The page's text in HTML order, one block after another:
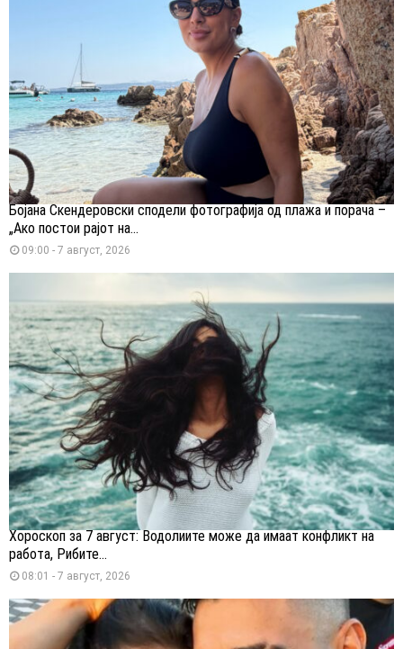
Бојана Скендеровски сподели фотографија од плажа и порача –
„Ако постои рајот на...
09:00 - 7 август, 2026
Хороскоп за 7 август: Водолиите може да имаат конфликт на
работа, Рибите...
08:01 - 7 август, 2026